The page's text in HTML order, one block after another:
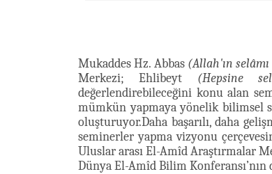
Mukaddes Hz. Abbas (Allah'ın
Merkezi; Ehlibeyt (Hepsine
değerlendirebileceğini konu alan
mümkün yapmaya yönelik bilimsel
oluşturuyor.Daha başarılı, daha
seminerler yapma vizyonu
Uluslar arası El-Amîd Araştırmalar
Dünya El-Amîd Bilim Konferansı’nın